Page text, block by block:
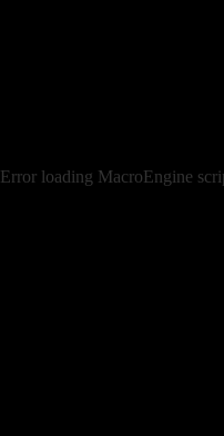
Error loading MacroEngine